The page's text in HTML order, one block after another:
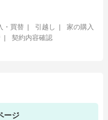
・買替 | 引越し |
家の購入
|
契約内容確認
ージ